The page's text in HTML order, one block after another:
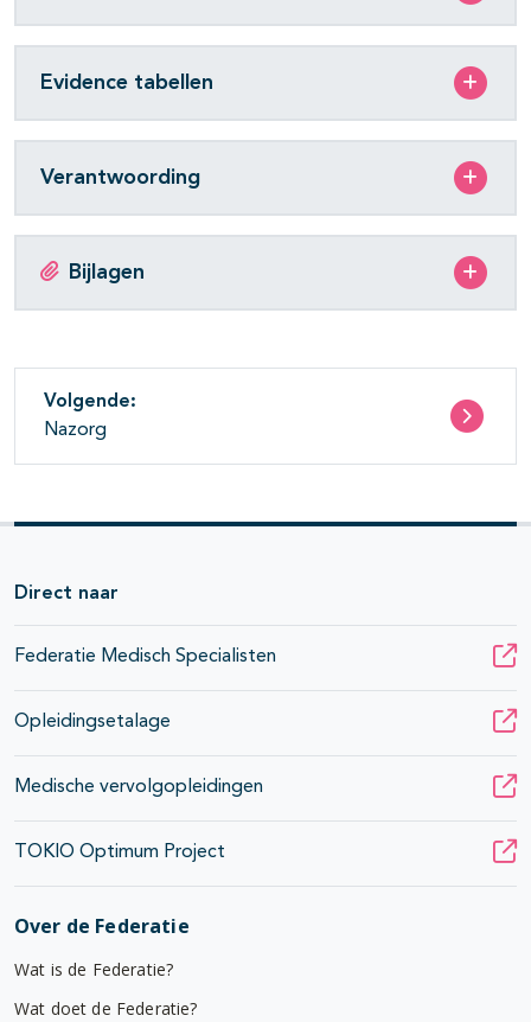
Evidence tabellen
Verantwoording
Bijlagen
Volgende:
Nazorg
Direct naar
Federatie Medisch Specialisten
Opleidingsetalage
Medische vervolgopleidingen
TOKIO Optimum Project
Over de Federatie
Wat is de Federatie?
Wat doet de Federatie?